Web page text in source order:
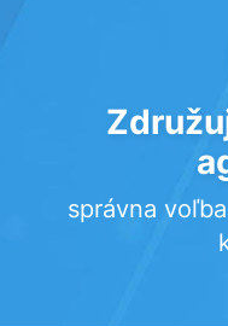
správna